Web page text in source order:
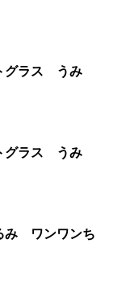
ん フロートグラス うみ
ん デザートグラス うみ
み ワンワンち